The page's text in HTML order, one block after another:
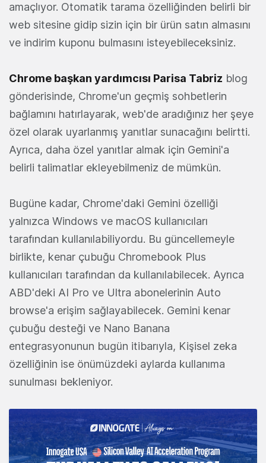
amaçlıyor. Otomatik tarama özelliğinden belirli bir
web sitesine gidip sizin için bir ürün satın almasını
ve indirim kuponu bulmasını isteyebileceksiniz.
Chrome başkan yardımcısı Parisa Tabriz blog
gönderisinde, Chrome'un geçmiş sohbetlerin
bağlamını hatırlayarak, web'de aradığınız her şeye
özel olarak uyarlanmış yanıtlar sunacağını belirtti.
Ayrıca, daha özel yanıtlar almak için Gemini'a
belirli talimatlar ekleyebilmeniz de mümkün.
Bugüne kadar, Chrome'daki Gemini özelliği
yalnızca Windows ve macOS kullanıcıları
tarafından kullanılabiliyordu. Bu güncellemeyle
birlikte, kenar çubuğu Chromebook Plus
kullanıcıları tarafından da kullanılabilecek. Ayrıca
ABD'deki AI Pro ve Ultra abonelerinin Auto
browse'a erişim sağlayabilecek. Gemini kenar
çubuğu desteği ve Nano Banana
entegrasyonunun bugün itibarıyla, Kişisel zeka
özelliğinin ise önümüzdeki aylarda kullanıma
sunulması bekleniyor.